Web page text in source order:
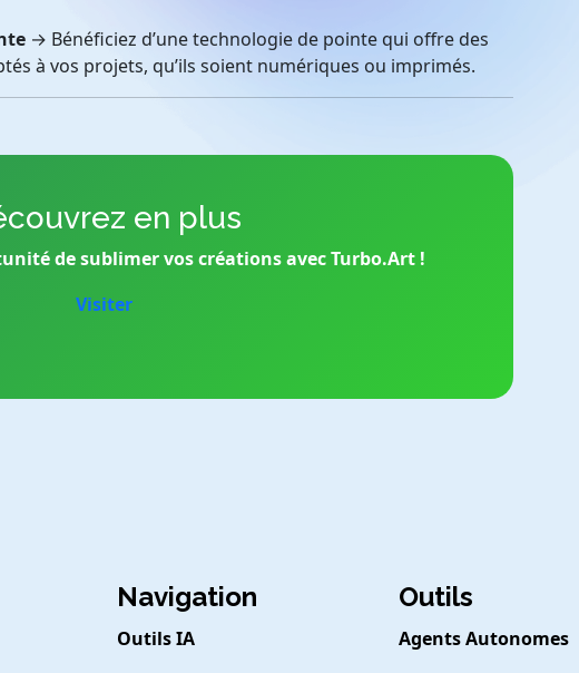
→ Bénéficiez d’une technologie de pointe qui offre des
à vos projets, qu’ils soient numériques ou imprimés.
en plus
de sublimer vos créations avec Turbo.Art !
Visiter
Navigation
Outils IA
Outils
Agents Autonomes